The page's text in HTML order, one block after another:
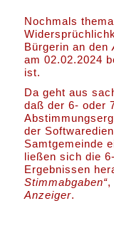
Nochmals
Bürgerin an den
am 02.02.2024
ist.
Da geht aus
daß der 6- oder
der
Samtgemeinde
ließen sich die
Ergebnissen
Stimmabgaben“,
Anzeiger.